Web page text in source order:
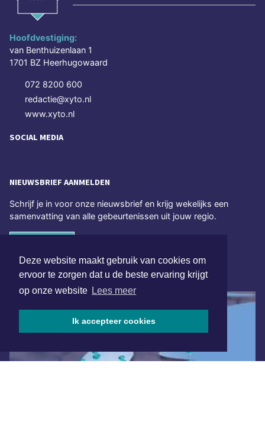
Deze website maakt gebruik van cookies om
ervoor te zorgen dat u de beste ervaring krijgt
op onze website Lees meer
Ik accepteer cookies
Hoofdvestiging:
van Benthuizenlaan 1
1701 BZ Heerhugowaard
072 8200 600
redactie@xyto.nl
www.xyto.nl
SOCIAL MEDIA
NIEUWSBRIEF AANMELDEN
Schrijf je in voor onze nieuwsbrief en krijg wekelijks een
samenvatting van alle gebeurtenissen uit jouw regio.
ONLINE DAGBLADEN